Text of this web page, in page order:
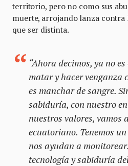
territorio, pero no como sus
muerte, arrojando lanza contra
que ser distinta.
“Ahora decimos, ya no
matar y hacer venganza
es manchar de sangre.
sabiduría, con nuestro
nuestros valores, vamos
ecuatoriano. Tenemos
nos ayudan a
tecnología y sabiduría